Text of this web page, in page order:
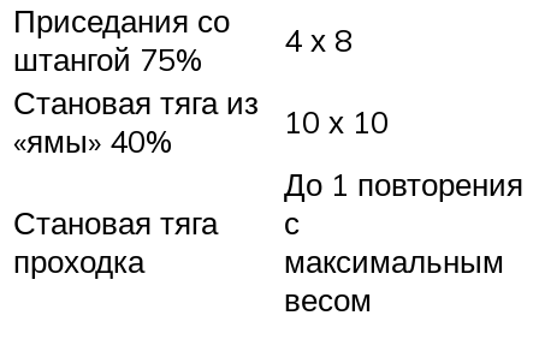
Приседания со
штангой 75%
4 х 8
Становая тяга из
«ямы» 40%
10 х 10
Становая тяга
проходка
До 1 повторения
с
максимальным
весом